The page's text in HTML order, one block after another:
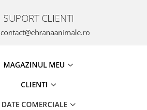
SUPORT CLIENTI
contact@ehranaanimale.ro
MAGAZINUL MEU
CLIENTI
DATE COMERCIALE